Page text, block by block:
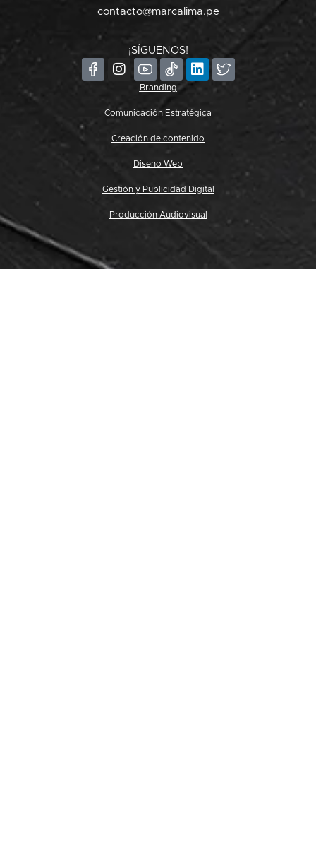
contacto@marcalima.pe
¡SÍGUENOS!
Branding
Comunicación Estratégica
Creación de contenido
Diseno Web
Gestión y Publicidad Digital
Producción Audiovisual